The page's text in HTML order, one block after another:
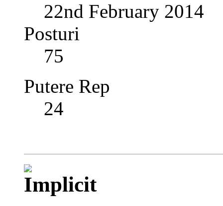
22nd February 2014
Posturi
75
Putere Rep
24